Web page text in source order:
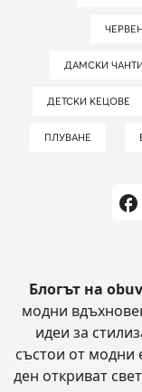
ДАМСКИ
ДЕТСКИ КЕЦОВЕ
ПЛУВАНЕ
Блогът на
модни
идеи за
състои от модни
ден откриват